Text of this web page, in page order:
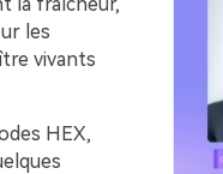
les
vivants
HEX,